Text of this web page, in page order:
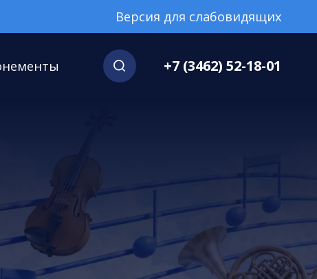
Версия для слабовидящих
+7 (3462) 52-18-01